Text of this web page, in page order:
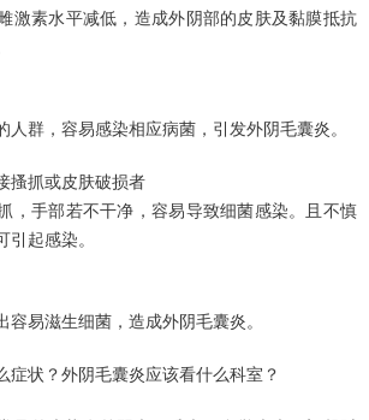
激素水平减低，造成外阴部的皮肤及黏膜抵抗
人群，容易感染相应病菌，引发外阴毛囊炎。
搔抓或皮肤破损者
，手部若不干净，容易导致细菌感染。且不慎
起感染。
容易滋生细菌，造成外阴毛囊炎。
症状？外阴毛囊炎应该看什么科室？